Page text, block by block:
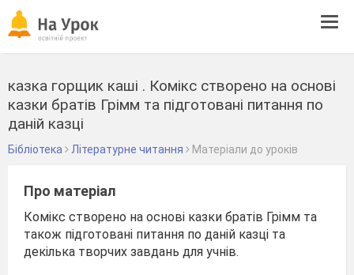
казка горщик каші . Комікс створено на основі
казки братів Грімм та підготовані питання по
даній казці
Бібліотека Літературне читання Матеріали до уроків
Про матеріал
Комікс створено на основі казки братів Грімм та
також підготовані питання по даній казці та
декілька творчих завдань для учнів.